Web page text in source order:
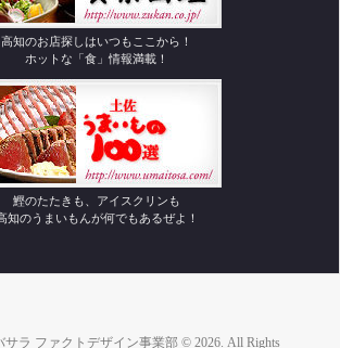
高知のお店探しはいつもここから！
ホットな「食」情報満載！
鰹のたたきも、アイスクリンも
知のうまいもんが何でもあるぜよ！
ラ ファクトデザイン事業部 © 2026. All Rights